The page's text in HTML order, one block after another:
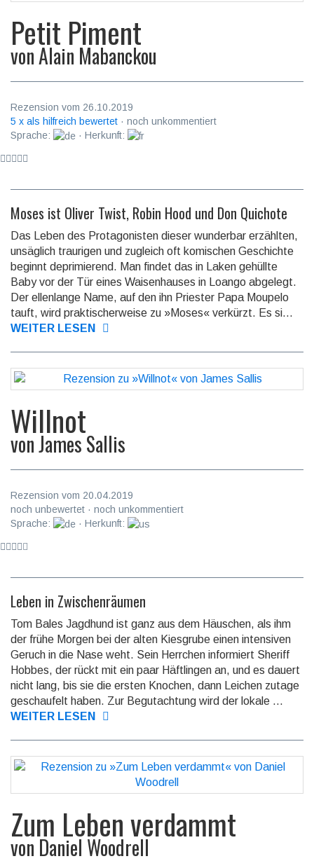
Petit Piment
vonAlain Mabanckou
Rezension vom 26.10.2019
5 x als hilfreich bewertet · noch unkommentiert
Sprache:
· Herkunft:
Moses ist Oliver Twist, Robin Hood und Don Quichote
Das Leben des Protagonisten dieser wunderbar erzählten,
unsäglich traurigen und zugleich oft komischen Geschichte
beginnt deprimie­rend. Man findet das in Laken gehüllte
Baby vor der Tür eines Waisen­hauses in Loango abgelegt.
Der ellenlange Name, auf den ihn Priester Papa Moupelo
tauft, wird prak­tischer­weise zu »Moses« verkürzt. Es si...
WEITER LESEN
Willnot
vonJames Sallis
Rezension vom 20.04.2019
noch unbewertet · noch unkommentiert
Sprache:
· Herkunft:
Leben in Zwischenräumen
Tom Bales Jagdhund ist ganz aus dem Häuschen, als ihm
der frühe Morgen bei der alten Kiesgrube einen intensiven
Geruch in die Nase weht. Sein Herrchen informiert Sheriff
Hobbes, der rückt mit ein paar Häftlingen an, und es dauert
nicht lang, bis sie die ersten Knochen, dann Leichen zutage
geschau­felt haben. Zur Begut­achtung wird der lokale ...
WEITER LESEN
Zum Leben verdammt
von Daniel Woodrell